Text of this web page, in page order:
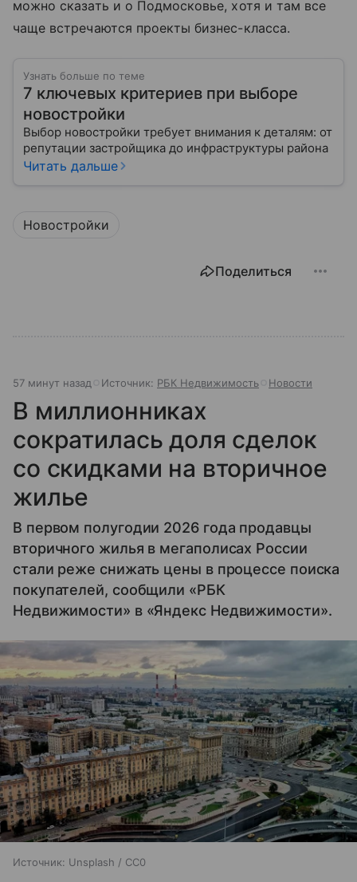
можно сказать и о Подмосковье, хотя и там все
чаще встречаются проекты бизнес-класса.
Узнать больше по теме
7 ключевых критериев при выборе
новостройки
Выбор новостройки требует внимания к деталям: от
репутации застройщика до инфраструктуры района
Читать дальше
Новостройки
Поделиться
57 минут назад Источник: РБК Недвижимость Новости
В миллионниках
сократилась доля сделок
со скидками на вторичное
жилье
В первом полугодии 2026 года продавцы
вторичного жилья в мегаполисах России
стали реже снижать цены в процессе поиска
покупателей, сообщили «РБК
Недвижимости» в «Яндекс Недвижимости».
Источник: Unsplash / CC0